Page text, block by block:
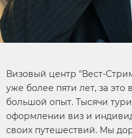
Визовый центр "Вест-
уже более пяти лет, за
большой опыт. Тысячи
оформлении виз и
своих путешествий. Мы